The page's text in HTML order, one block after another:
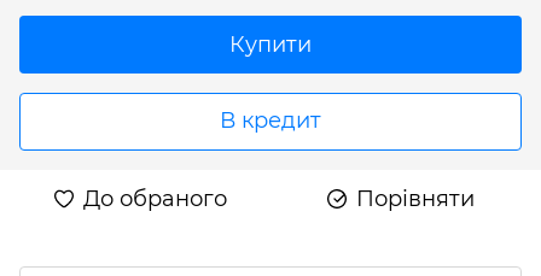
Купити
В кредит
До обраного Порівняти